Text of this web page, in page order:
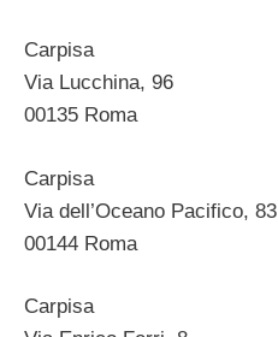
Carpisa
Via Lucchina, 96
00135 Roma
Carpisa
Via dell’Oceano Pacifico, 83
00144 Roma
Carpisa